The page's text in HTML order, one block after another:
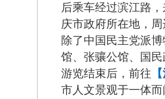
后乘车经过滨江路
庆市政府所在地，
除了中国民主党派
馆、张骧公馆、国
游览结束后，前往
市人文景观于一体